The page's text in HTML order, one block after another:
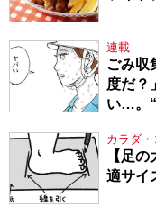
連載
ごみ収
度だ？
い…。“
カラダ・
【足
適サイ